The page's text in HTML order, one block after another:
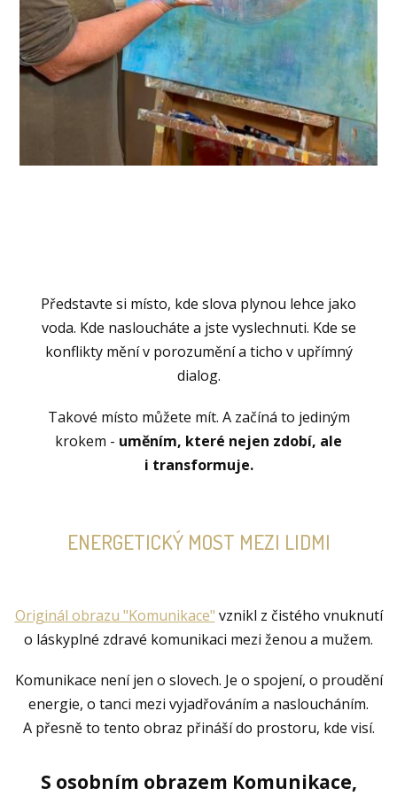
Představte si místo, kde slova plynou lehce jako
voda. Kde nasloucháte a jste vyslechnuti. Kde se
konflikty mění v porozumění a ticho v upřímný
dialog.
Takové místo můžete mít. A začíná to jediným
krokem - uměním, které nejen zdobí, ale
i transformuje.
ENERGETICKÝ MOST MEZI LIDMI
Originál obrazu "Komunikace" vznikl z čistého vnuknutí
o láskyplné zdravé komunikaci mezi ženou a mužem.
Komunikace není jen o slovech. Je o spojení, o proudění
energie, o tanci mezi vyjadřováním a nasloucháním.
A přesně to tento obraz přináší do prostoru, kde visí.
S osobním obrazem Komunikace,